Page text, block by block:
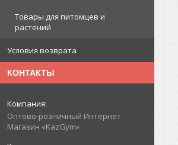
Товары для питомцев и
растений
Условия возврата
КОНТАКТЫ
Оптово-розничный Интернет
Магазин «KazGym»